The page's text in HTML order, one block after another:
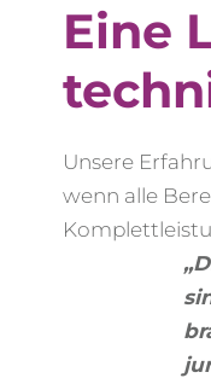
Eine
Unsere
wenn alle